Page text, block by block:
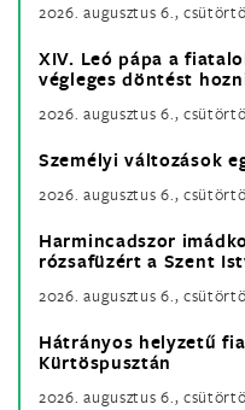
2026. augusztus 6.,
XIV. Leó pápa a
végleges döntést
2026. augusztus 6.,
Személyi változások
2026. augusztus 6.,
Harmincadszor
rózsafüzért a Szent
2026. augusztus 6.,
Hátrányos helyzetű
Kürtöspusztán
2026. augusztus 6.,